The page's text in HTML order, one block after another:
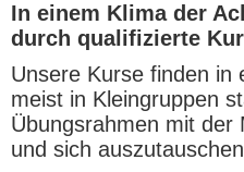
In einem Klima der
durch qualifizierte
Unsere Kurse finden in
meist in Kleingruppen
Übungsrahmen mit der
und sich